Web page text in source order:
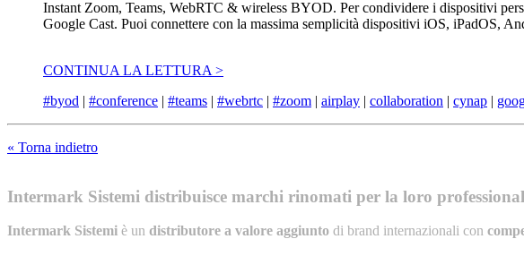
Instant Zoom, Teams, WebRTC & wireless BYOD. Per condividere i dispositivi
Google Cast. Puoi connettere con la massima semplicità dispositivi iOS, iPadOS,
CONTINUA LA LETTURA >
#byod | #conference | #teams | #webrtc | #zoom | airplay | collaboration | cynap |
« Torna indietro
Intermark Sistemi distribuisce marchi rinomati per la loro
Intermark Sistemi è un distributore a valore aggiunto di brand internazionali con